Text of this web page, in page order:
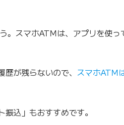
。スマホATMは、アプリを使
が残らないので、 スマホATM
込」もおすすめです。